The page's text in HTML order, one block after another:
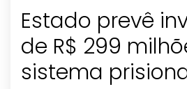
Estado prevê
de R$ 299
sistema